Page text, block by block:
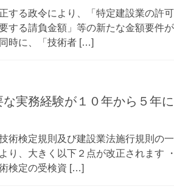
する政令により、「特定建設業の許
する請負金額」等の新たな金額要件
時に、「技術者 […]
実務経験が１０年から５年
術検定規則及び建設業法施行規則の
り、大きく以下２点が改正されます
検定の受検資 […]